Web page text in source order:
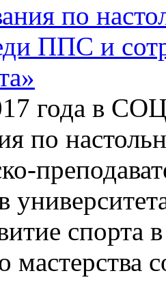
года в
по
мастерства